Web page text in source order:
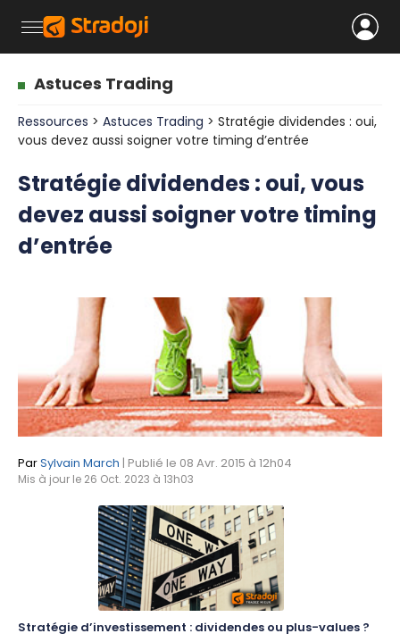
Astuces Trading
Ressources > Astuces Trading > Stratégie dividendes : oui,
vous devez aussi soigner votre timing d’entrée
Stratégie dividendes : oui, vous
devez aussi soigner votre timing
d’entrée
ParSylvain March | Publié le 08 Avr. 2015 à 12h04
Mis à jour le 26 Oct. 2023 à 13h03
Stratégie d’investissement : dividendes ou plus-values ?